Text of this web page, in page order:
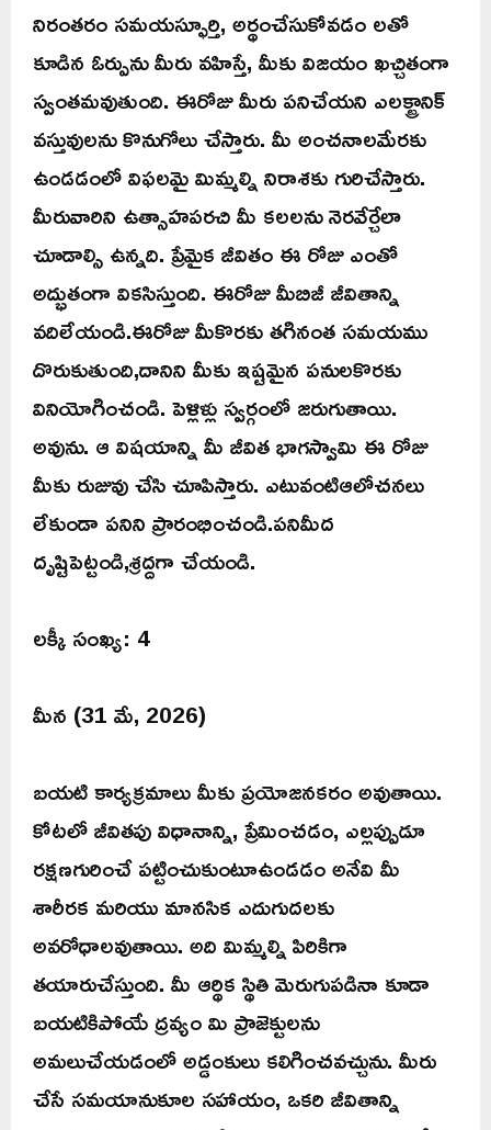
నిరంతరం సమయస్ఫూర్తి, అర్థంచేసుకోవడం లతో
కూడిన ఓర్పును మీరు వహిస్తే, మీకు విజయం ఖచ్చితంగా
స్వంతమవుతుంది. ఈరోజు మీరు పనిచేయని ఎలక్ట్రానిక్
వస్తువులను కొనుగోలు చేస్తారు. మీ అంచనాలమేరకు
ఉండడంలో విఫలమై మిమ్మల్ని నిరాశకు గురిచేస్తారు.
మీరువారిని ఉత్సాహపరచి మీ కలలను నెరవేర్చేలా
చూడాల్సి ఉన్నది. ప్రేమైక జీవితం ఈ రోజు ఎంతో
అద్భుతంగా వికసిస్తుంది. ఈరోజు మీబిజీ జీవితాన్ని
వదిలేయండి.ఈరోజు మీకొరకు తగినంత సమయము
దొరుకుతుంది,దానిని మీకు ఇష్టమైన పనులకొరకు
వినియోగించండి. పెళ్లిళ్లు స్వర్గంలో జరుగుతాయి.
అవును. ఆ విషయాన్ని మీ జీవిత భాగస్వామి ఈ రోజు
మీకు రుజువు చేసి చూపిస్తారు. ఎటువంటిఆలోచనలు
లేకుండా పనిని ప్రారంభించండి.పనిమీద
దృష్టిపెట్టండి,శ్రద్దగా చేయండి.
లక్కీ సంఖ్య: 4
మీన (31 మే, 2026)
బయటి కార్యక్రమాలు మీకు ప్రయోజనకరం అవుతాయి.
కోటలో జీవితపు విధానాన్ని, ప్రేమించడం, ఎల్లప్పుడూ
రక్షణగురించే పట్టించుకుంటూఉండడం అనేవి మీ
శారీరక మరియు మానసిక ఎదుగుదలకు
అవరోధాలవుతాయి. అది మిమ్మల్ని పిరికిగా
తయారుచేస్తుంది. మీ ఆర్థిక స్థితి మెరుగుపడినా కూడా
బయటికిపోయే ద్రవ్యం మి ప్రాజెక్టులను
అమలుచేయడంలో అడ్డంకులు కలిగించవచ్చును. మీరు
చేసే సమయానుకూల సహాయం, ఒకరి జీవితాన్ని